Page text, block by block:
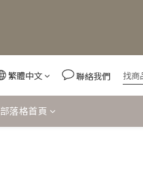
繁體中文 聯絡我們
部落格首頁